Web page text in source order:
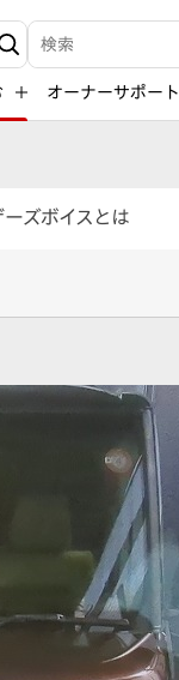
検索キーワード入力
オーナーサポート
ーズボイスとは